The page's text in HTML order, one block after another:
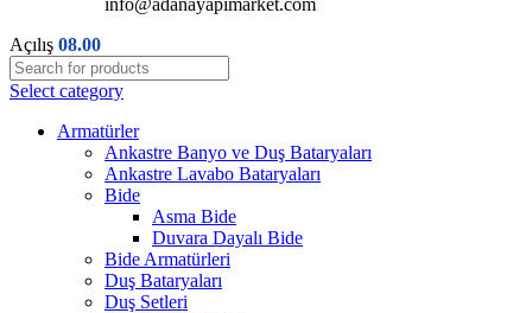
info@adanayapimarket.com
Açılış 08.00
Select category
Armatürler
Ankastre Banyo ve Duş Bataryaları
Ankastre Lavabo Bataryaları
Bide
Asma Bide
Duvara Dayalı Bide
Bide Armatürleri
Duş Bataryaları
Duş Setleri